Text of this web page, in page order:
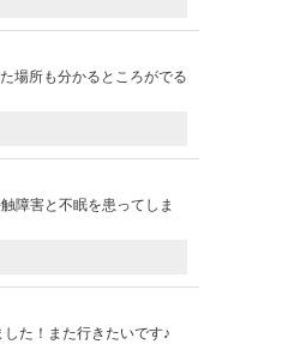
場所も分かるところがでる
障害と不眠を患ってしま
た！また行きたいです♪